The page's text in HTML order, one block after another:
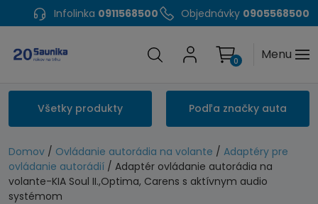
Infolinka 0911568500 Objednávky 0905568500
Menu
0
Všetky produkty Podľa značky auta
Domov / Ovládanie autorádia na volante / Adaptéry pre
ovládanie autorádií / Adaptér ovládanie autorádia na
volante-KIA Soul II.,Optima, Carens s aktívnym audio
systémom